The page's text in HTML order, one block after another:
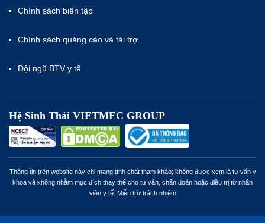
Chính sách biên tập
Chính sách quảng cáo và tài trợ
Đội ngũ BTV y tế
Hệ Sinh Thái VIETMEC GROUP
Thông tin trên website này chỉ mang tính chất tham khảo; không được xem là tư vấn y
khoa và không nhằm mục đích thay thế cho tư vấn, chẩn đoán hoặc điều trị từ nhân
viên y tế. Miễn trừ trách nhiệm